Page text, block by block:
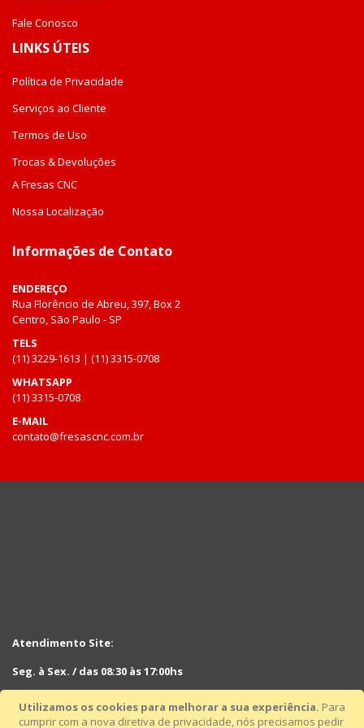
Utilizamos os cookies para melhorar a sua experiência. Para
cumprir com a nova diretiva de privacidade, nós precisamos pedir
Fale Conosco
LINKS ÚTEIS
Política de Privacidade
Serviços ao Cliente
Termos de Uso
Trocas & Devoluções
A Fresas CNC
Nossa Localização
Informações de Contato
ENDEREÇO
Rua Florêncio de Abreu, 397, Box 2
Centro, São Paulo - SP
TELS
(11) 3229-1613 | (11) 3315-0708
WHATSAPP
(11) 3315-0708
E-MAIL
contato@fresascnc.com.br
Atendimento Site:
Seg. à Sex. / das 08:30 às 17:00hs
Sáb. das 08:30hs às 12:30hs